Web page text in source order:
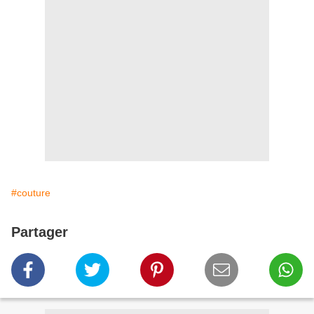
#couture
Partager